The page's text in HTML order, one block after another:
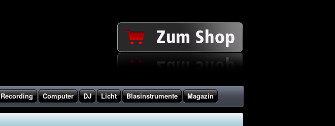
Recording Computer DJ Licht Blasinstrumente Magazin